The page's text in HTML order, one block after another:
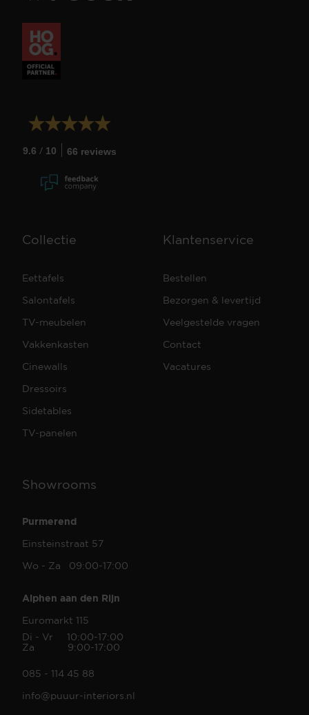
9.6 / 10 66 reviews
Collectie
Eettafels
Salontafels
TV-meubelen
Vakkenkasten
Cinewalls
Dressoirs
Sidetables
TV-panelen
Klantenservice
Bestellen
Bezorgen & levertijd
Veelgestelde vragen
Contact
Vacatures
Showrooms
Purmerend
Einsteinstraat 57
Wo - Za 09:00-17:00
Alphen aan den Rijn
Euromarkt 115
Di - Vr 10:00-17:00
Za 9:00-17:00
085 - 114 45 88
info@puuur-interiors.nl